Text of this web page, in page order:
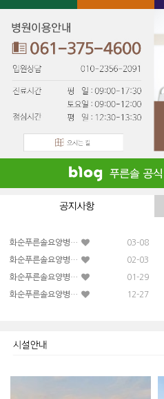
화순푸른솔요양병… 03-08
화순푸른솔요양병… 02-03
화순푸른솔요양병… 01-29
화순푸른솔요양병… 12-27